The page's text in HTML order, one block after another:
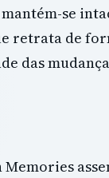
se
retrata de
das